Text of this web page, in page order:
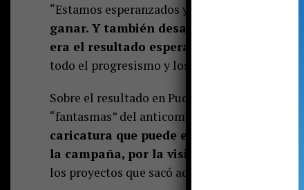
“Estamos esperanzados y contentos por todo el
ganar. Y también desafiados en lo que
era el resultado esperado y
todo el progresismo y los partidos que fueron
Sobre el resultado en Pucón, donde la
“fantasmas” del anticomunismo, los que a su
caricatura que puede existir sobre el
la campaña, por la visibilización del
los proyectos que sacó adelante como las 40